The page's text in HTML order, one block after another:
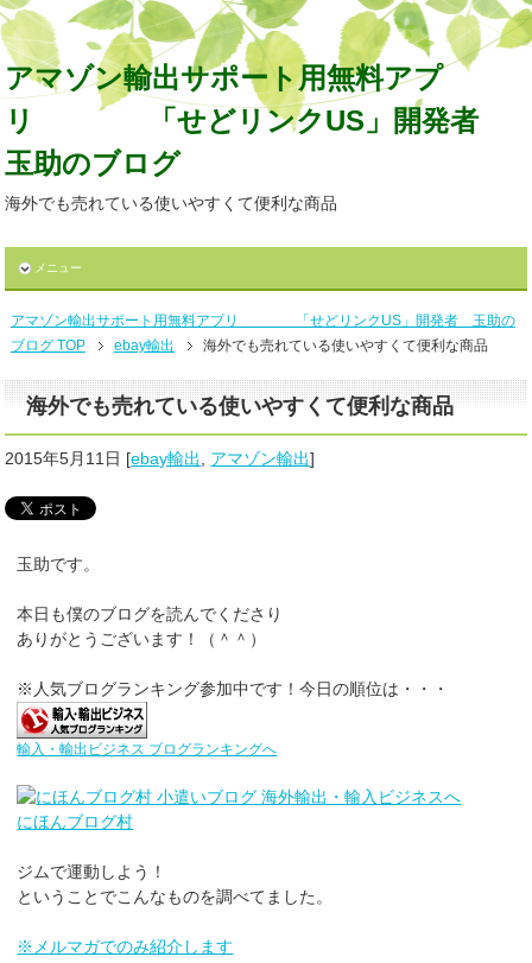
アマゾン輸出サポート用無料アプ
リ 「せどリンクUS」開発者
玉助のブログ
海外でも売れている使いやすくて便利な商品
メニュー
アマゾン輸出サポート用無料アプリ 「せどリンクUS」開発者 玉助の
ブログ TOP
ebay輸出 海外でも売れている使いやすくて便利な商品
海外でも売れている使いやすくて便利な商品
2015年5月11日 [ebay輸出 アマゾン輸出]
玉助です。
本日も僕のブログを読んでくださり
ありがとうございます！（＾＾）
※人気ブログランキング参加中です！今日の順位は・・・
輸入・輸出ビジネス ブログランキングへ
にほんブログ村
ジムで運動しよう！
ということでこんなものを調べてました。
※メルマガでのみ紹介します